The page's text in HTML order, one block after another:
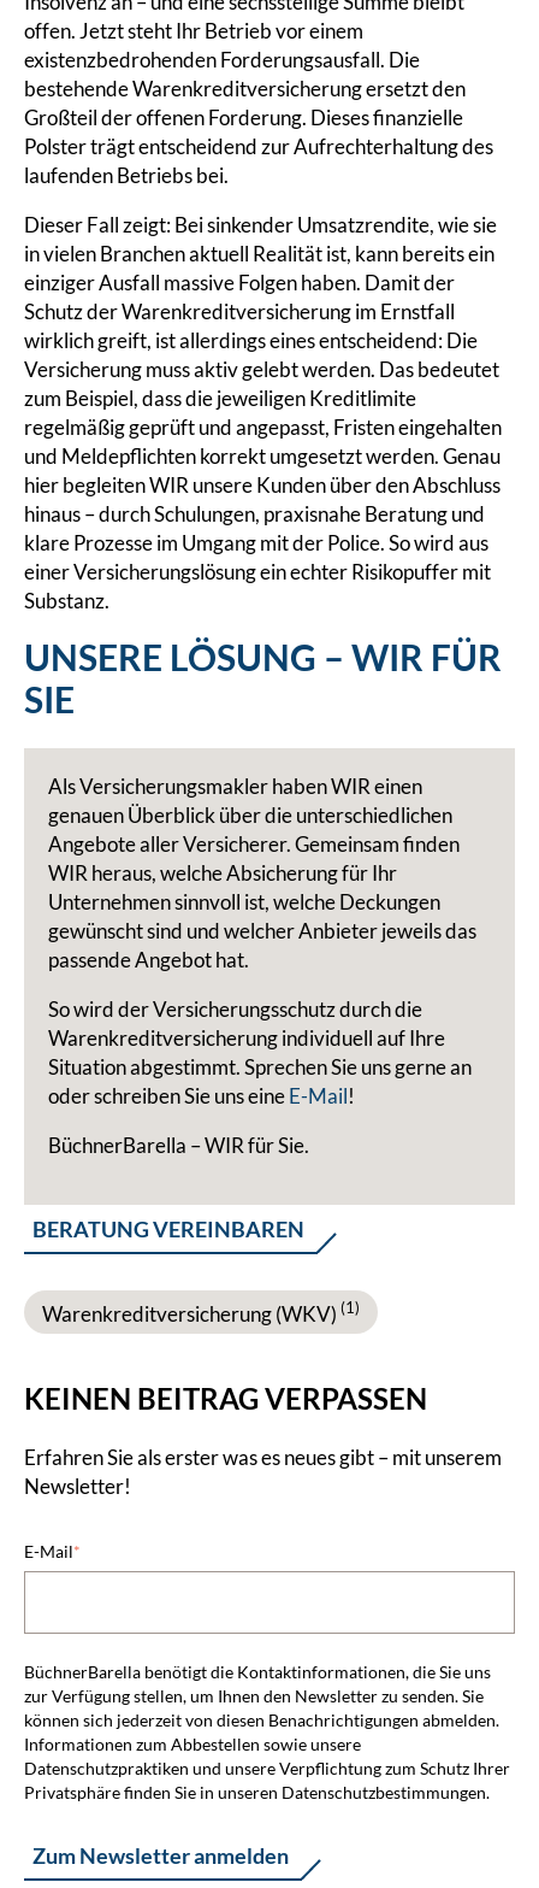
offen. Jetzt steht Ihr Betrieb vor einem
existenzbedrohenden Forderungsausfall. Die
bestehende Warenkreditversicherung ersetzt den
Großteil der offenen Forderung. Dieses finanzielle
Polster trägt entscheidend zur Aufrechterhaltung des
laufenden Betriebs bei.
Dieser Fall zeigt: Bei sinkender Umsatzrendite, wie sie
in vielen Branchen aktuell Realität ist, kann bereits ein
einziger Ausfall massive Folgen haben. Damit der
Schutz der Warenkreditversicherung im Ernstfall
wirklich greift, ist allerdings eines entscheidend: Die
Versicherung muss aktiv gelebt werden. Das bedeutet
zum Beispiel, dass die jeweiligen Kreditlimite
regelmäßig geprüft und angepasst, Fristen eingehalten
und Meldepflichten korrekt umgesetzt werden. Genau
hier begleiten WIR unsere Kunden über den Abschluss
hinaus – durch Schulungen, praxisnahe Beratung und
klare Prozesse im Umgang mit der Police. So wird aus
einer Versicherungslösung ein echter Risikopuffer mit
Substanz.
UNSERE LÖSUNG – WIR FÜR
SIE
Als Versicherungsmakler haben WIR einen
genauen Überblick über die unterschiedlichen
Angebote aller Versicherer. Gemeinsam finden
WIR heraus, welche Absicherung für Ihr
Unternehmen sinnvoll ist, welche Deckungen
gewünscht sind und welcher Anbieter jeweils das
passende Angebot hat.
So wird der Versicherungsschutz durch die
Warenkreditversicherung individuell auf Ihre
Situation abgestimmt. Sprechen Sie uns gerne an
oder schreiben Sie uns eineE-Mail!
BüchnerBarella – WIR für Sie.
BERATUNG VEREINBAREN
Warenkreditversicherung (WKV) (1)
KEINEN BEITRAG VERPASSEN
Erfahren Sie als erster was es neues gibt – mit unserem
Newsletter!
E-Mail*
BüchnerBarella benötigt die Kontaktinformationen, die Sie uns
zur Verfügung stellen, um Ihnen den Newsletter zu senden. Sie
können sich jederzeit von diesen Benachrichtigungen abmelden.
Informationen zum Abbestellen sowie unsere
Datenschutzpraktiken und unsere Verpflichtung zum Schutz Ihrer
Privatsphäre finden Sie in unseren Datenschutzbestimmungen.